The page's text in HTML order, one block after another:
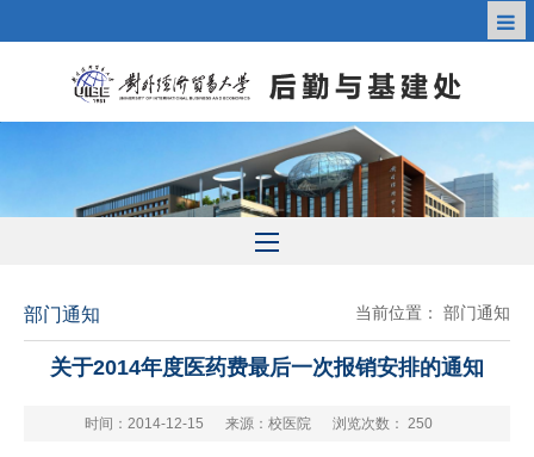
部门通知 当前位置： 部门通知
关于2014年度医药费最后一次报销安排的通知
时间：2014-12-15 来源：校医院 浏览次数： 250